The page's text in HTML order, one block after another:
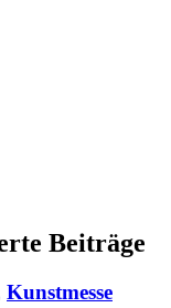
Beiträge
Kunstmesse